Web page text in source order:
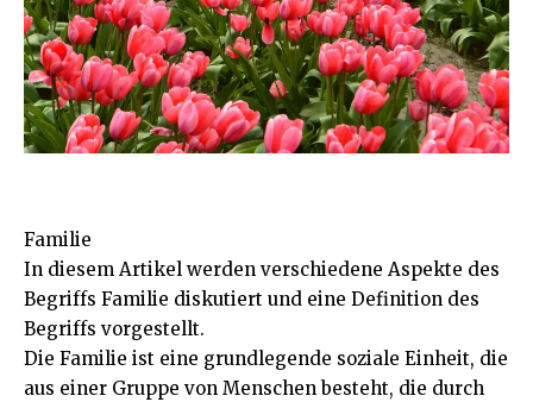
Familie
In diesem Artikel werden verschiedene Aspekte des
Begriffs Familie diskutiert und eine Definition des
Begriffs vorgestellt.
Die Familie ist eine grundlegende soziale Einheit, die
aus einer Gruppe von Menschen besteht, die durch